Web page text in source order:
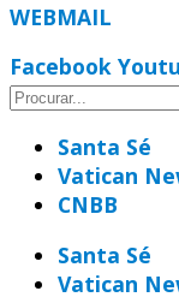
WEBMAIL
Facebook
Santa Sé
Vatican
CNBB
Santa Sé
Vatican